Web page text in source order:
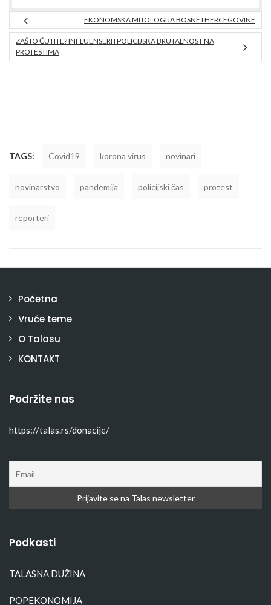
EKONOMSKA MITOLOGIJA BOSNE I HERCEGOVINE
ZAŠTO ĆUTITE? INFLUENSERI I POLICIJSKA BRUTALNOST NA
PROTESTIMA
TAGS: Covid19 korona virus novinari
novinarstvo pandemija policijski čas protest
reporteri
Početna
Vruće teme
O Talasu
KONTAKT
Podržite nas
https://talas.rs/donacije/
Podkasti
TALASNA DUŽINA
POPEKONOMIJA